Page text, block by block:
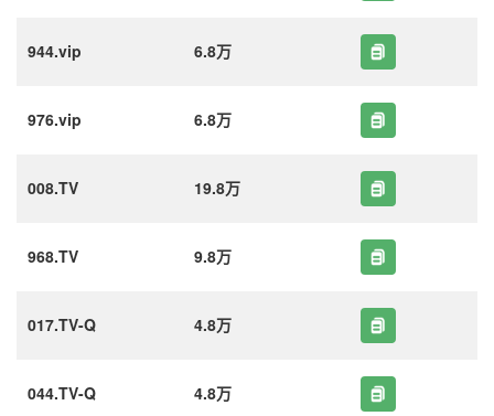
944.vip 6.8万
976.vip 6.8万
008.TV 19.8万
968.TV 9.8万
017.TV-Q 4.8万
044.TV-Q 4.8万